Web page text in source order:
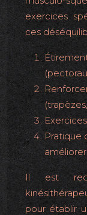
exercices
ces
Pratique
Il est
pour établir